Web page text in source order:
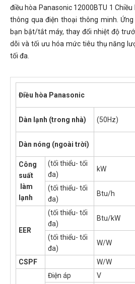
điều hòa Panasonic 12000BTU 1
thông qua điện thoại thông minh.
bạn bật/tắt máy, thay đổi nhiệt độ
dõi và tối ưu hóa mức tiêu thụ năng
tối đa.
Điều hòa Panasonic
Dàn lạnh (trong nhà) (50Hz)
Dàn nóng (ngoài trời)
Công
suất
làm
lạnh
(tối thiểu- tối
đa)
kW
(tối thiểu- tối
đa)
Btu/h
EER
(tối thiểu- tối
đa)
Btu/kW
(tối thiểu- tối
đa)
W/W
CSPF
W/W
Điện áp V